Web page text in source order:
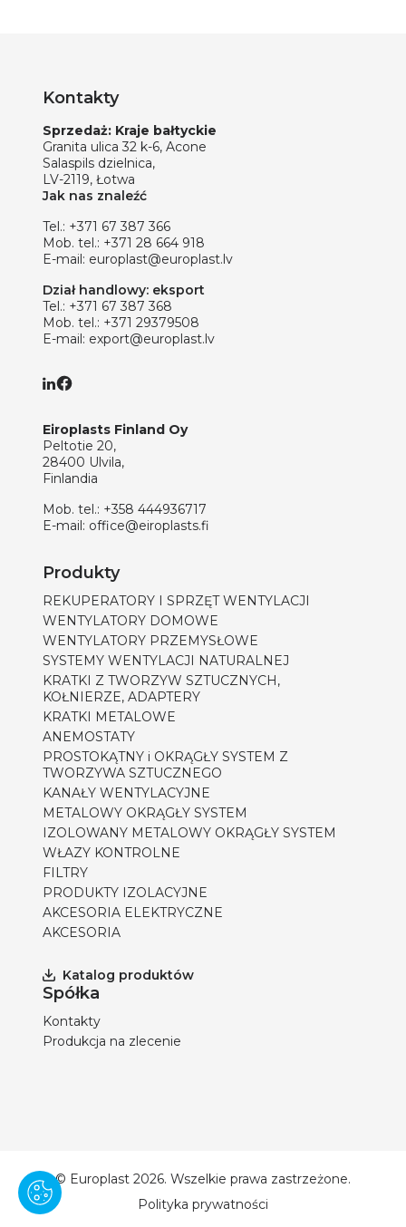
Kontakty
Sprzedaż: Kraje bałtyckie
Granita ulica 32 k-6, Acone
Salaspils dzielnica,
LV-2119, Łotwa
Jak nas znaleźć
Tel.: +371 67 387 366
Mob. tel.: +371 28 664 918
E-mail: europlast@europlast.lv
Dział handlowy: eksport
Tel.: +371 67 387 368
Mob. tel.: +371 29379508
E-mail: export@europlast.lv
Eiroplasts Finland Oy
Peltotie 20,
28400 Ulvila,
Finlandia
Mob. tel.: +358 444936717
E-mail: office@eiroplasts.fi
Produkty
REKUPERATORY I SPRZĘT WENTYLACJI
WENTYLATORY DOMOWE
WENTYLATORY PRZEMYSŁOWE
SYSTEMY WENTYLACJI NATURALNEJ
KRATKI Z TWORZYW SZTUCZNYCH,
KOŁNIERZE, ADAPTERY
KRATKI METALOWE
ANEMOSTATY
PROSTOKĄTNY i OKRĄGŁY SYSTEM Z
TWORZYWA SZTUCZNEGO
KANAŁY WENTYLACYJNE
METALOWY OKRĄGŁY SYSTEM
IZOLOWANY METALOWY OKRĄGŁY SYSTEM
WŁAZY KONTROLNE
FILTRY
PRODUKTY IZOLACYJNE
AKCESORIA ELEKTRYCZNE
AKCESORIA
Katalog produktów
Spółka
Kontakty
Produkcja na zlecenie
© Europlast 2026. Wszelkie prawa zastrzeżone.
Polityka prywatności